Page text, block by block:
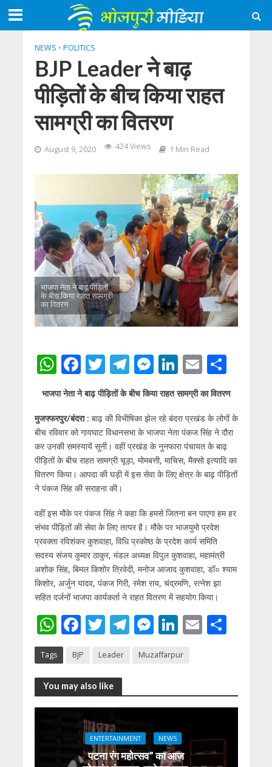
NEWS • POLITICS
BJP Leader ने बाढ़
पीड़ितों के बीच किया राहत
सामग्री का वितरण
August 9, 2020 424 Views 1 Min Read
भाजपा नेता ने बाढ़ पीड़ितों
के बीच किया राहत सामग्री
का वितरण
W
h
at
s
A
p
p
F
ac
e
b
o
o
k
T
w
itt
er
T
el
e
gr
a
m
M
e
ss
e
n
g
er
Li
n
k
e
dI
n
E
m
ai
l
S
h
ar
e
भाजपा नेता ने बाढ़ पीड़ितों के बीच किया राहत सामग्री का वितरण
मुजफ्फरपुर/बंदरा : बाढ़ की विभीषिका झेल रहे बंदरा प्रखंड के लोगों के
बीच रविवार को गायघाट विधानसभा के भाजपा नेता पंकज सिंह ने दौरा
कर उनकी समस्यायें सुनी। वहीं प्रखंड के नुनफारा पंचायत के बाढ़
पीड़ितों के बीच राहत सामग्री चूड़ा, मोमबत्ती, माचिस, मैक्सो इत्यादि का
वितरण किया। आपदा की घड़ी में इस सेवा के लिए क्षेत्र के बाढ़ पीड़ितों
ने पंकज सिंह की सराहना की।
वहीं इस मौके पर पंकज सिंह ने कहा कि हमसे जितना बन पाएगा हम हर
संभव पीड़ितों की सेवा के लिए तत्पर है। मौके पर भाजयुमो प्रदेश
प्रवक्ता रविशंकर कुशवाहा, विधि प्रकोष्ठ के प्रदेश कार्य समिति
सदस्य संजय कुमार ठाकुर, मंडल अध्यक्ष विपुल कुशवाहा, महामंत्री
अशोक सिंह, बिमल किशोर त्रिवेदी, मनोज आजाद कुशवाहा, डॉ० श्याम
किशोर, अर्जुन यादव, पंकज गिरी, रमेश राय, चंद्रमणि, रत्नेश झा
सहित दर्जनों भाजपा कार्यकर्ता ने राहत वितरण में सहयोग किया।
W
h
at
s
A
F
e
b
o
o
k
T
itt
er
T
e
a
M
ss
n
er
Li
k
dI
E S
Tags BJP Leader Muzaffarpur
You may also like
ENTERTAINMENT NEWS
पटना रंग महोत्सव” का आज